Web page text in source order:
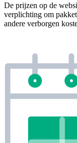
De prijzen op de
verplichting om
andere verborgen